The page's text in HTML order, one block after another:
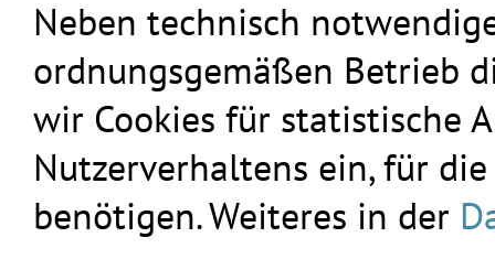
Neben technisch
ordnungsgemäßen Betrieb
wir Cookies für statistische
Nutzerverhaltens ein, für
benötigen. Weiteres in der